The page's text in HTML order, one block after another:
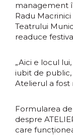
management
Radu
Teatrului
readuce
„Aici e locul
iubit de public,
Atelierul a fost
Formularea
despre
care